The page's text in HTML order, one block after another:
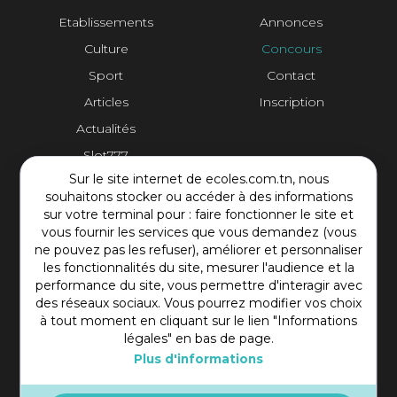
Sur le site internet de ecoles.com.tn, nous
souhaitons stocker ou accéder à des informations
sur votre terminal pour : faire fonctionner le site et
vous fournir les services que vous demandez (vous
ne pouvez pas les refuser), améliorer et personnaliser
les fonctionnalités du site, mesurer l'audience et la
performance du site, vous permettre d'interagir avec
des réseaux sociaux. Vous pourrez modifier vos choix
à tout moment en cliquant sur le lien "Informations
légales" en bas de page.
Plus d'informations
Etablissements
Culture
Sport
Articles
Actualités
Slot777
Annonces
Concours
Contact
Inscription
Contact Plateforme
Rue Mohamed Shim, Rbat Monastir 5000 Tunisie
+216 97 50 60 54
contact@ecoles.com.tn